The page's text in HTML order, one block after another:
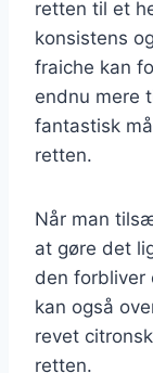
retten til et
konsistens
fraiche kan
endnu mere
fantastisk
retten.
Når man
at gøre det
den forbliver
kan også
revet
retten.